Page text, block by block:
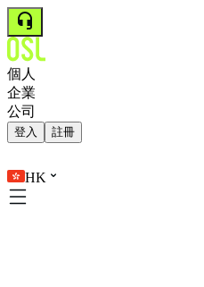
個人
企業
公司
登入 註冊
HK